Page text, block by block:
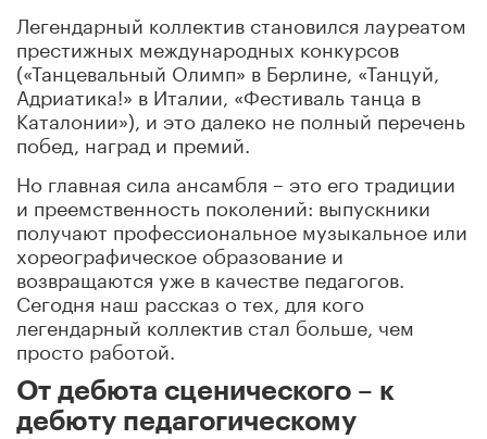
Легендарный коллектив становился лауреатом
престижных международных конкурсов
(«Танцевальный Олимп» в Берлине, «Танцуй,
Адриатика!» в Италии, «Фестиваль танца в
Каталонии»), и это далеко не полный перечень
побед, наград и премий.
Но главная сила ансамбля – это его традиции
и преемственность поколений: выпускники
получают профессиональное музыкальное или
хореографическое образование и
возвращаются уже в качестве педагогов.
Cегодня наш рассказ о тех, для кого
легендарный коллектив стал больше, чем
просто работой.
От дебюта сценического – к
дебюту педагогическому